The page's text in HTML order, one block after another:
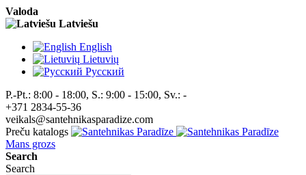
Valoda
Latviešu
English
Lietuvių
Pусский
P.-Pt.: 8:00 - 18:00, S.: 9:00 - 15:00, Sv.: -
+371 2834-55-36
veikals@santehnikasparadize.com
Preču katalogs
Mans grozs
Search
Search